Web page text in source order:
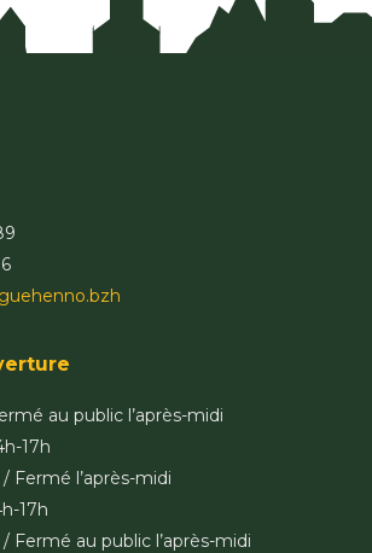
au public l’après-midi
17h
Fermé l’après-midi
17h
Fermé au public l’après-midi